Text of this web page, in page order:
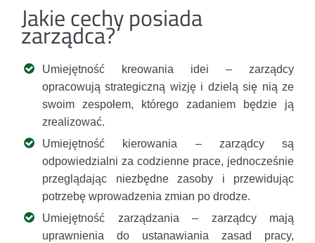
Jakie cechy posiada
zarządca?
Umiejętność kreowania idei – zarządcy
opracowują strategiczną wizję i dzielą się nią ze
swoim zespołem, którego zadaniem będzie ją
zrealizować.
Umiejętność kierowania – zarządcy są
odpowiedzialni za codzienne prace, jednocześnie
przeglądając niezbędne zasoby i przewidując
potrzebę wprowadzenia zmian po drodze.
Umiejętność zarządzania – zarządcy mają
uprawnienia do ustanawiania zasad pracy,